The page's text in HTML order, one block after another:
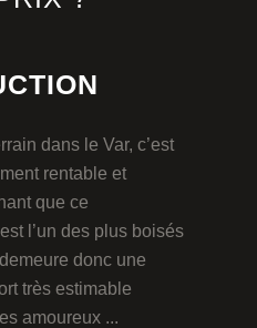
dans le Var, c’est
rentable et
que ce
l’un des plus boisés
donc une
très estimable
amoureux ...